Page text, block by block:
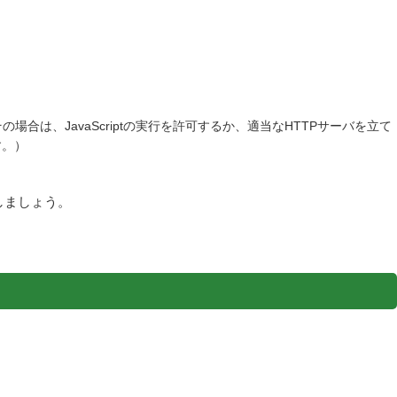
場合は、JavaScriptの実行を許可するか、適当なHTTPサーバを立て
）
しょう。